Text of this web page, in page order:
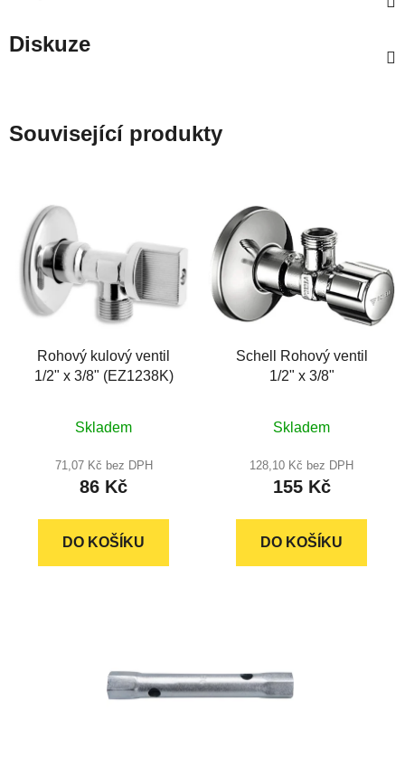
Diskuze
Související produkty
Rohový kulový ventil
1/2" x 3/8" (EZ1238K)
hodnocení
produktu
je
z
Skladem
71,07 Kč bez DPH
86 Kč
DO KOŠÍKU
Schell Rohový ventil
1/2" x 3/8"
hodnocení
produktu
je
z
Skladem
128,10 Kč bez DPH
155 Kč
DO KOŠÍKU